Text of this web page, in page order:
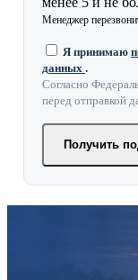
Менеджер
Я принимаю
данных .
Согласно
перед отправкой
Получить